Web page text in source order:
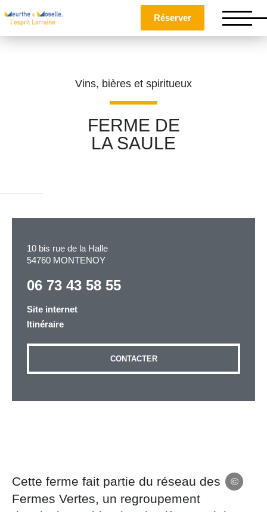
Réserver
Vins, bières et spiritueux
FERME DE
LA SAULE
10 bis rue de la Halle
54760 MONTENOY
06 73 43 58 55
Site internet
Itinéraire
CONTACTER
Cette ferme fait partie du réseau des
Fermes Vertes, un regroupement
Téléphone
Adresse email
Message*
sont nécessaires au traitement de votre demande (sauf
mention contraire). Vous disposez d’un droit d’accès,
de rectification et d’opposition aux données vous